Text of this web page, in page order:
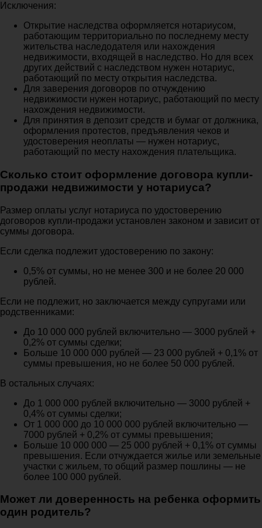
Исключения:
Открытие наследства оформляется нотариусом,
работающим территориально по последнему месту
жительства наследодателя или нахождения
недвижимости, входящей в наследство. Но для всех
других действий с наследством нужен нотариус,
работающий по месту открытия наследства.
Для заверения договоров по отчуждению
недвижимости нужен нотариус, работающий по месту
нахождения недвижимости.
Для принятия в депозит средств и бумаг от должника,
оформления протестов, предъявления чеков и
удостоверения неоплаты — нужен нотариус,
работающий по месту нахождения плательщика.
Сколько стоит оформление договора купли-
продажи недвижимости у нотариуса?
Размер оплаты услуг нотариуса по удостоверению
договоров купли-продажи установлен законом и зависит от
суммы договора.
Если сделка подлежит удостоверению по закону:
0,5% от суммы, но не менее 300 и не более 20 000
рублей.
Если не подлежит, но заключается между супругами или
родственниками:
До 10 000 000 рублей включительно — 3000 рублей +
0,2% от суммы сделки;
Больше 10 000 000 рублей — 23 000 рублей + 0,1% от
суммы превышения, но не более 50 000 рублей.
В остальных случаях:
До 1 000 000 рублей включительно — 3000 рублей +
0,4% от суммы сделки;
От 1 000 000 до 10 000 000 рублей включительно —
7000 рублей + 0,2% от суммы превышения;
Больше 10 000 000 — 25 000 рублей + 0,1% от суммы
превышения. Если отчуждается жилье или земельные
участки с жильем, то общий размер пошлины — не
более 100 000 рублей.
Может ли доверенность на ребенка оформить
один родитель?